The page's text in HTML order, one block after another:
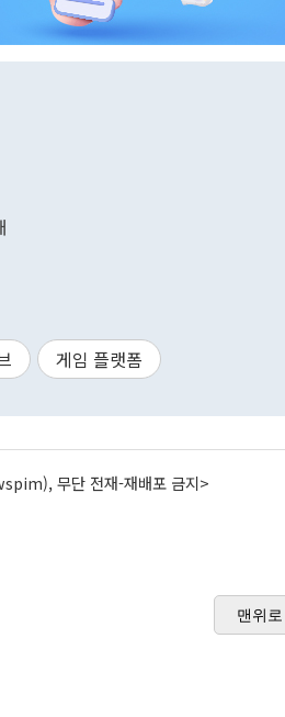
게임 플랫폼
무단 전재-재배포 금지>
맨위로